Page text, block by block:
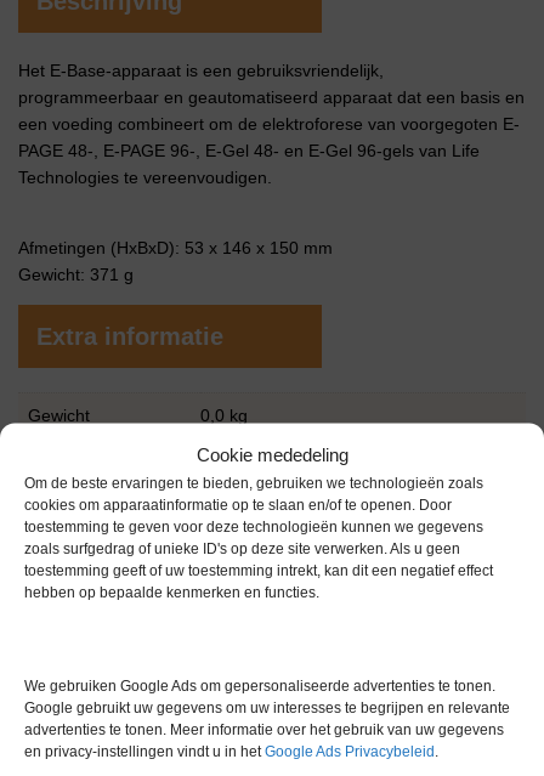
Cookie mededeling
Om de beste ervaringen te bieden, gebruiken we technologieën zoals
cookies om apparaatinformatie op te slaan en/of te openen. Door
toestemming te geven voor deze technologieën kunnen we gegevens
zoals surfgedrag of unieke ID's op deze site verwerken. Als u geen
toestemming geeft of uw toestemming intrekt, kan dit een negatief effect
hebben op bepaalde kenmerken en functies.
We gebruiken Google Ads om gepersonaliseerde advertenties te tonen.
Google gebruikt uw gegevens om uw interesses te begrijpen en relevante
advertenties te tonen. Meer informatie over het gebruik van uw gegevens
en privacy-instellingen vindt u in hetGoogle Ads Privacybeleid .
Het E-Base-apparaat is een gebruiksvriendelijk,
programmeerbaar en geautomatiseerd apparaat dat een basis en
een voeding combineert om de elektroforese van voorgegoten E-
PAGE 48-, E-PAGE 96-, E-Gel 48- en E-Gel 96-gels van Life
Technologies te vereenvoudigen.
Afmetingen (HxBxD): 53 x 146 x 150 mm
Gewicht: 371 g
Extra informatie
Gewicht 0,0 kg
Invitrogen
Garantie 6 maanden
Conditie Gebruikt in goede conditie
Gerelateerde producten